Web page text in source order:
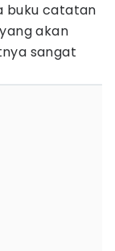
buku catatan
akan
sangat